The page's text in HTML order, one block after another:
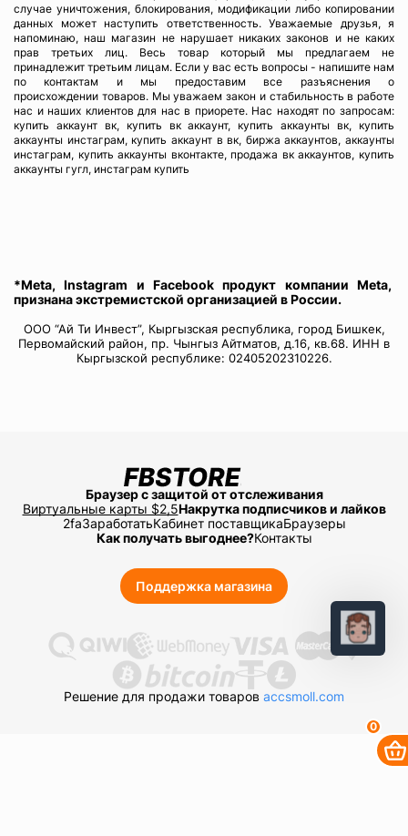
случае уничтожения, блокирования, модификации либо копировании
данных может наступить ответственность. Уважаемые друзья, я
напоминаю, наш магазин не нарушает никаких законов и не каких
прав третьих лиц. Весь товар который мы предлагаем не
принадлежит третьим лицам. Если у вас есть вопросы - напишите нам
по контактам и мы предоставим все разъяснения о
происхождении товаров. Мы уважаем закон и стабильность в работе
нас и наших клиентов для нас в приорете. Нас находят по запросам:
купить аккаунт вк, купить вк аккаунт, купить аккаунты вк, купить
аккаунты инстаграм, купить аккаунт в вк, биржа аккаунтов, аккаунты
инстаграм, купить аккаунты вконтакте, продажа вк аккаунтов, купить
аккаунты гугл, инстаграм купить
*Meta, Instagram и Facebook продукт компании Meta,
признана экстремистской организацией в России.
ООО “Ай Ти Инвест”, Кыргызская республика, город Бишкек,
Первомайский район, пр. Чынгыз Айтматов, д.16, кв.68. ИНН в
Кыргызской республике: 02405202310226.
Браузер с защитой от отслеживания
Виртуальные карты $2,5Накрутка подписчиков и лайков
2faЗаработатьКабинет поставщикаБраузеры
Как получать выгоднее?Контакты
Поддержка магазина
Решение для продажи товаров accsmoll.com
0